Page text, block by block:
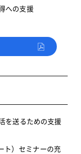
への支援
を送るための支援
ト）セミナーの充